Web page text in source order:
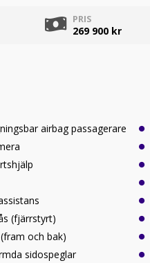
PRIS
269 900 kr
airbag passagerare
(fjärrstyrt)
och bak)
sidospeglar